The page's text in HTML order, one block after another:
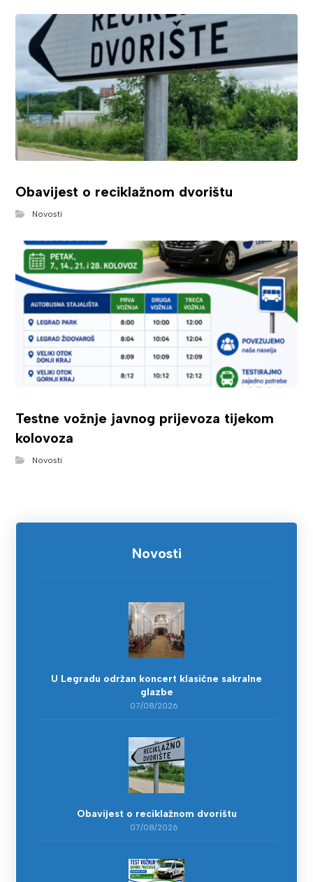
Obavijest o reciklažnom dvorištu
Novosti
Testne vožnje javnog prijevoza tijekom
kolovoza
Novosti
Novosti
U Legradu održan koncert klasične sakralne
glazbe
07/08/2026
Obavijest o reciklažnom dvorištu
07/08/2026